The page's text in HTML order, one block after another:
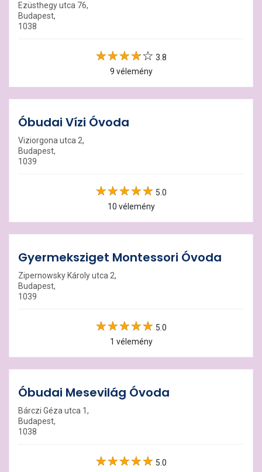
Ezüsthegy utca 76,
Budapest,
1038
3.8
9 vélemény
Óbudai Vízi Óvoda
Viziorgona utca 2,
Budapest,
1039
5.0
10 vélemény
Gyermeksziget Montessori Óvoda
Zipernowsky Károly utca 2,
Budapest,
1039
5.0
1 vélemény
Óbudai Mesevilág Óvoda
Bárczi Géza utca 1,
Budapest,
1038
5.0